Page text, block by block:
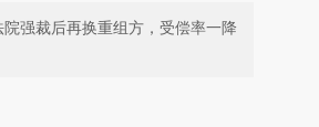
强裁后再换重组方，受偿率一降